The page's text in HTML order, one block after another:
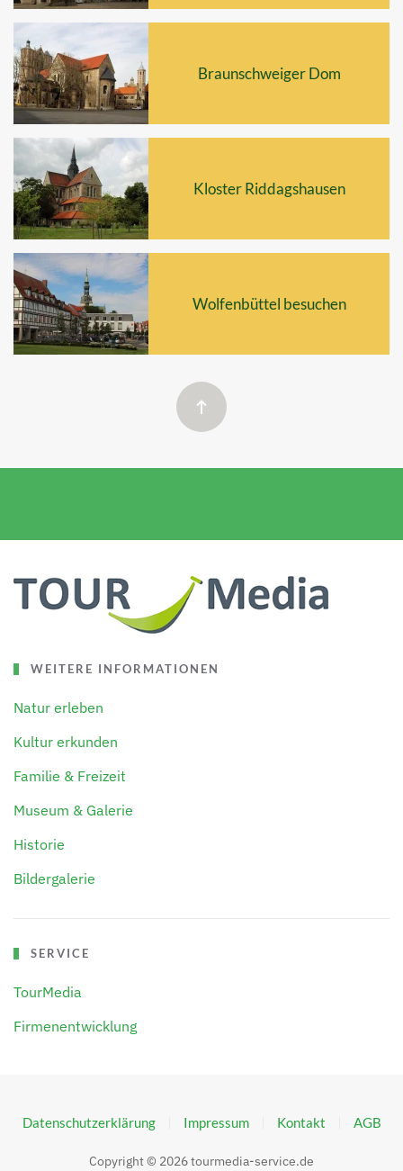
Braunschweiger Dom
Kloster Riddagshausen
Wolfenbüttel besuchen
WEITERE INFORMATIONEN
Natur erleben
Kultur erkunden
Familie & Freizeit
Museum & Galerie
Historie
Bildergalerie
SERVICE
TourMedia
Firmenentwicklung
Datenschutzerklärung Impressum Kontakt AGB
Copyright © 2026tourmedia-service.de